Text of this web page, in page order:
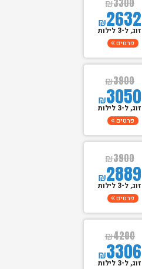
₪3300
₪2632
זוג, ל-3 לילות
פרטים
₪3900
₪3050
זוג, ל-3 לילות
פרטים
₪3900
₪2889
זוג, ל-3 לילות
פרטים
₪4200
₪3306
זוג, ל-3 לילות